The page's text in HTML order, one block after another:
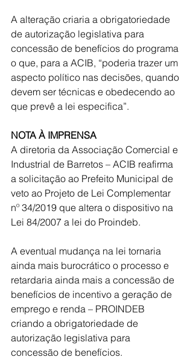
A alteração criaria a obrigatoriedade
de autorização legislativa para
concessão de benefícios do programa
o que, para a ACIB, “poderia trazer um
aspecto político nas decisões, quando
devem ser técnicas e obedecendo ao
que prevê a lei especifica”.
NOTA À IMPRENSA
A diretoria da Associação Comercial e
Industrial de Barretos – ACIB reafirma
a solicitação ao Prefeito Municipal de
veto ao Projeto de Lei Complementar
nº 34/2019 que altera o dispositivo na
Lei 84/2007 a lei do Proindeb.
A eventual mudança na lei tornaria
ainda mais burocrático o processo e
retardaria ainda mais a concessão de
benefícios de incentivo a geração de
emprego e renda – PROINDEB
criando a obrigatoriedade de
autorização legislativa para
concessão de benefícios.